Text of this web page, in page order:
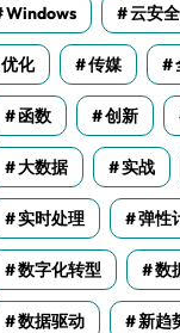
Windows 云安全
优化 传媒
函数 创新
大数据 实战
实时处理 弹性
数字化转型 数
数据驱动 新趋